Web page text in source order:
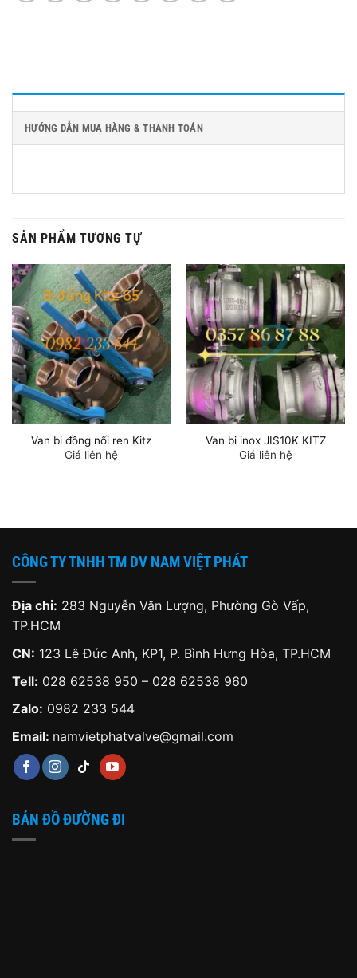
HƯỚNG DẪN MUA HÀNG & THANH TOÁN
SẢN PHẨM TƯƠNG TỰ
Van bi đồng nối ren Kitz
Giá liên hệ
Van bi inox JIS10K KITZ
Giá liên hệ
CÔNG TY TNHH TM DV NAM VIỆT PHÁT
Địa chỉ: 283 Nguyễn Văn Lượng, Phường Gò Vấp,
TP.HCM
CN: 123 Lê Đức Anh, KP1, P. Bình Hưng Hòa, TP.HCM
Tell: 028 62538 950 – 028 62538 960
Zalo: 0982 233 544
Email: namvietphatvalve@gmail.com
BẢN ĐỒ ĐƯỜNG ĐI